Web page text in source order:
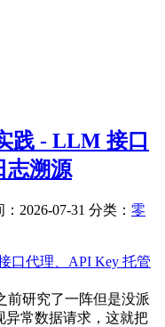
践 - LLM 接口
志溯源
2026-07-31 分类： 零
前研究了一阵但是没派
异常数据请求，这就把